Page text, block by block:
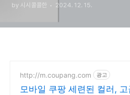
by 시시콜콜한 2024. 12. 15.
http://m.coupang.com 광고
모바일 쿠팡 세련된 컬러,